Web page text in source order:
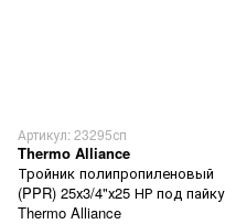
Артикул: 23295сп
Thermo Alliance
Тройник полипропиленовый
(PPR) 25х3/4"х25 НР под пайку
Thermo Alliance